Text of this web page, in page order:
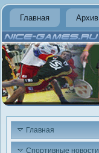
Главная Архив
Главная
Спортивные новости